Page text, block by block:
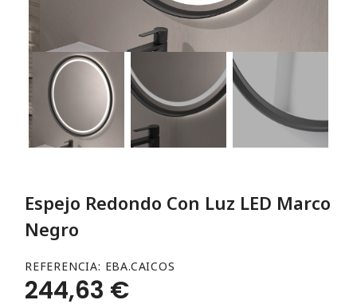
Espejo Redondo Con Luz LED Marco
Negro
REFERENCIA EBA.CAICOS
244,63 €